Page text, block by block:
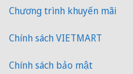
Chương trình khuyến mãi
Chính sách VIETMART
Chính sách bảo mật